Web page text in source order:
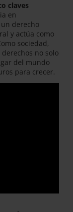
claves
en
derecho
y actúa como
sociedad,
no solo
del mundo
para crecer.